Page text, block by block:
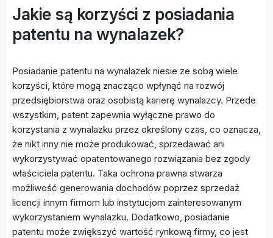
Jakie są korzyści z posiadania
patentu na wynalazek?
Posiadanie patentu na wynalazek niesie ze sobą wiele
korzyści, które mogą znacząco wpłynąć na rozwój
przedsiębiorstwa oraz osobistą karierę wynalazcy. Przede
wszystkim, patent zapewnia wyłączne prawo do
korzystania z wynalazku przez określony czas, co oznacza,
że nikt inny nie może produkować, sprzedawać ani
wykorzystywać opatentowanego rozwiązania bez zgody
właściciela patentu. Taka ochrona prawna stwarza
możliwość generowania dochodów poprzez sprzedaż
licencji innym firmom lub instytucjom zainteresowanym
wykorzystaniem wynalazku. Dodatkowo, posiadanie
patentu może zwiększyć wartość rynkową firmy, co jest